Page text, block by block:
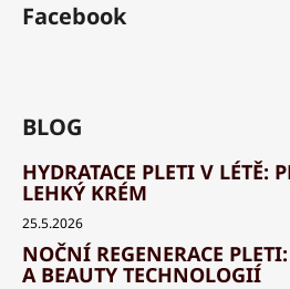
Facebook
BLOG
HYDRATACE PLETI V LÉTĚ:
LEHKÝ KRÉM
25.5.2026
NOČNÍ REGENERACE
A BEAUTY TECHNOLOGIÍ